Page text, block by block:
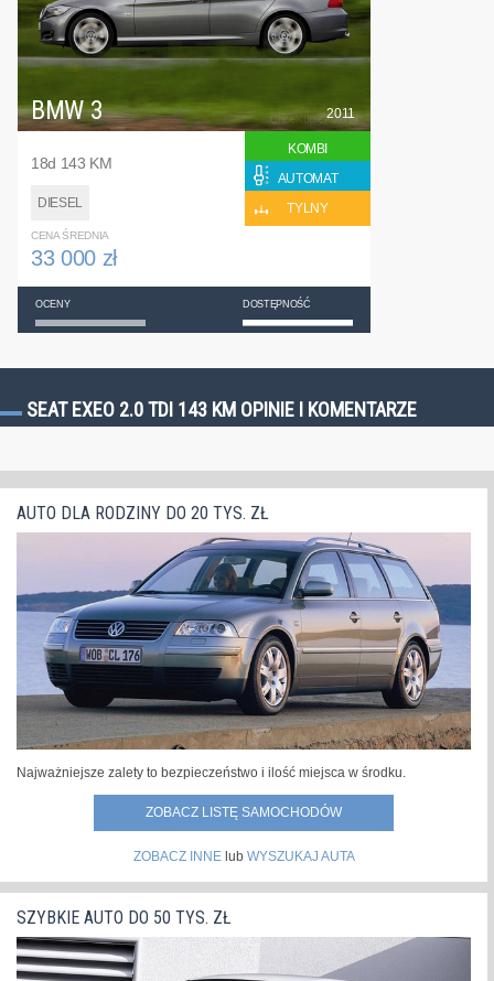
BMW 3
18d 143 KM
DIESEL
2011
KOMBI
AUTOMAT
TYLNY
CENA ŚREDNIA
33 000 zł
OCENY DOSTĘPNOŚĆ
SEAT EXEO 2.0 TDI 143 KM OPINIE I KOMENTARZE
AUTO DLA RODZINY DO 20 TYS. ZŁ
Najważniejsze zalety to bezpieczeństwo i ilość miejsca w środku.
ZOBACZ LISTĘ SAMOCHODÓW
ZOBACZ INNElub WYSZUKAJ AUTA
SZYBKIE AUTO DO 50 TYS. ZŁ